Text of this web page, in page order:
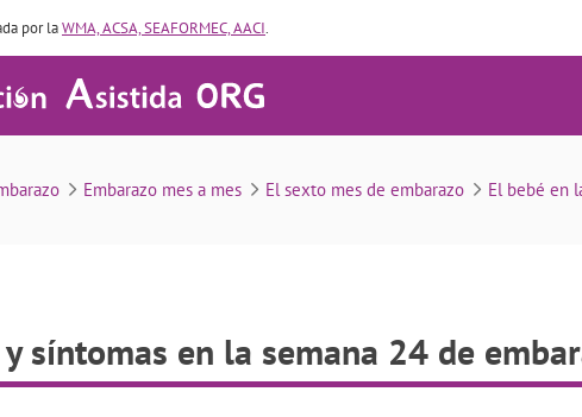
por laWMA, ACSA, SEAFORMEC, AACI.
Molestias y síntomas en la semana 24 de embarazo
Embarazo mes a mes El sexto mes de embarazo El bebé en
síntomas en la semana 24 de